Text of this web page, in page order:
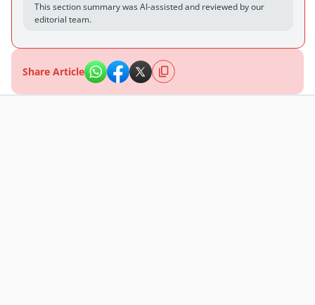
This section summary was AI-assisted and reviewed by our
editorial team.
Share Article